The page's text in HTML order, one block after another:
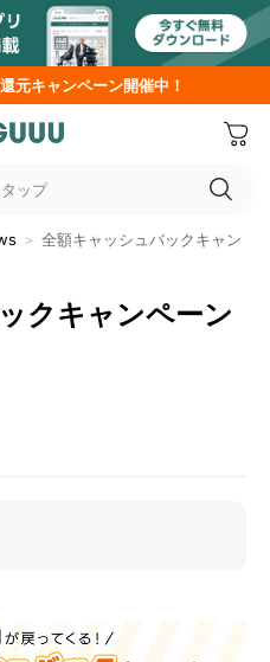
元キャンペーン開催中！
ップ
＞ 全額キャッシュバックキャン
クキャンペーン